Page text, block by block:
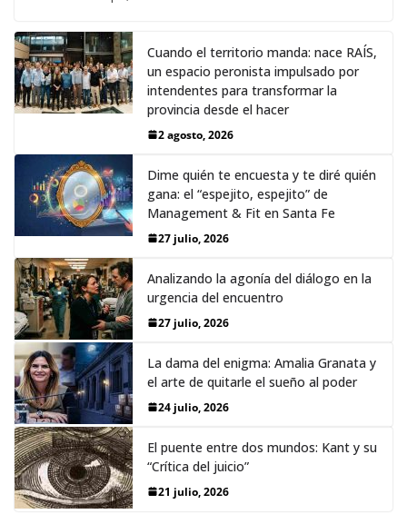
Cuando el territorio manda: nace RAÍS,
un espacio peronista impulsado por
intendentes para transformar la
provincia desde el hacer
2 agosto, 2026
Dime quién te encuesta y te diré quién
gana: el “espejito, espejito” de
Management & Fit en Santa Fe
27 julio, 2026
Analizando la agonía del diálogo en la
urgencia del encuentro
27 julio, 2026
La dama del enigma: Amalia Granata y
el arte de quitarle el sueño al poder
24 julio, 2026
El puente entre dos mundos: Kant y su
“Crítica del juicio”
21 julio, 2026